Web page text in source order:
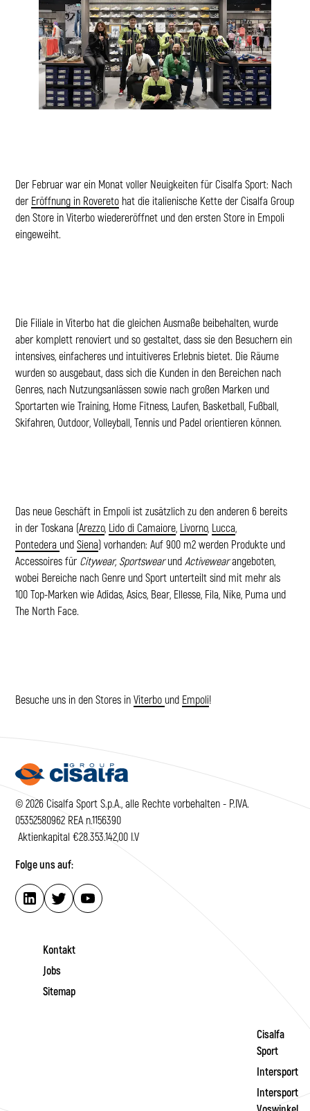
Der Februar war ein Monat voller Neuigkeiten für Cisalfa Sport: Nach
der Eröffnung in Rovereto hat die italienische Kette der Cisalfa Group
den Store in Viterbo wiedereröffnet und den ersten Store in Empoli
eingeweiht.
Die Filiale in Viterbo hat die gleichen Ausmaße beibehalten, wurde
aber komplett renoviert und so gestaltet, dass sie den Besuchern ein
intensives, einfacheres und intuitiveres Erlebnis bietet. Die Räume
wurden so ausgebaut, dass sich die Kunden in den Bereichen nach
Genres, nach Nutzungsanlässen sowie nach großen Marken und
Sportarten wie Training, Home Fitness, Laufen, Basketball, Fußball,
Skifahren, Outdoor, Volleyball, Tennis und Padel orientieren können.
Das neue Geschäft in Empoli ist zusätzlich zu den anderen 6 bereits
in der Toskana (Arezzo, Lido di Camaiore Livorno, Lucca
Pontedera und Siena) vorhanden: Auf 900 m2 werden Produkte und
Accessoires für Citywear, Sportswearund Activewearangeboten,
wobei Bereiche nach Genre und Sport unterteilt sind mit mehr als
100 Top-Marken wie Adidas, Asics, Bear, Ellesse, Fila, Nike, Puma und
The North Face.
Besuche uns in den Stores in Viterbo und Empoli!
© 2026 Cisalfa Sport S.p.A., alle Rechte vorbehalten - P.IVA.
05352580962 REA n.1156390
Aktienkapital €28.353.142,00 I.V
Folge uns auf:
Kontakt
Jobs
Sitemap
Cisalfa
Sport
Intersport
Intersport